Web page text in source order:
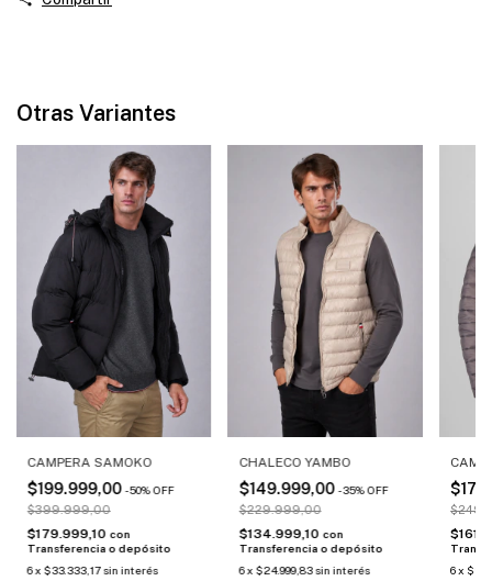
Otras Variantes
CAMPERA SAMOKO
$199.999,00 -50%OFF
$399.999,00
$179.999,10 con
Transferencia o depósito
6x $33.333,17sin interés
CHALECO YAMBO
$149.999,00 -35%OFF
$229.999,00
$134.999,10 con
Transferencia o depósito
6 x $24.999,83 sin interés
6x